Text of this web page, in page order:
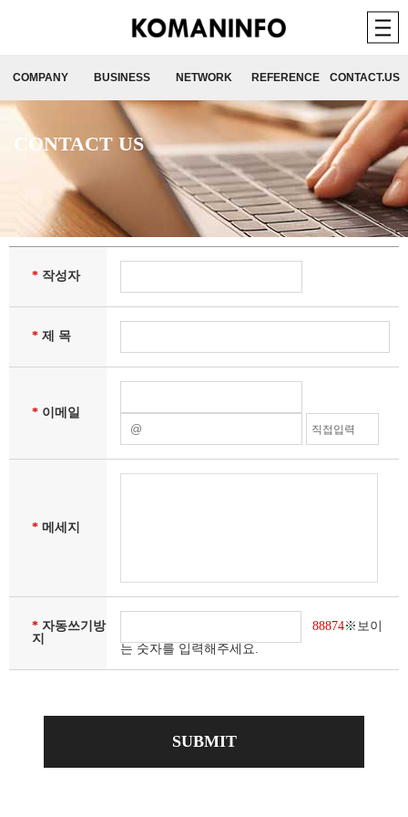
COMPANY BUSINESS NETWORK REFERENCE CONTACT.US
CONTACT US
* 작성자
* 제 목
* 이메일
* 메세지
* 자동쓰기방
지
88874※보이
는 숫자를 입력해주세요.
SUBMIT